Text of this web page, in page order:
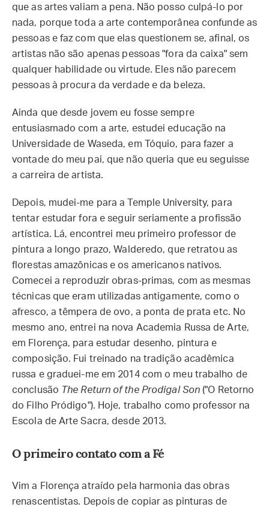
que as artes valiam a pena. Não posso culpá-lo por
nada, porque toda a arte contemporânea confunde as
pessoas e faz com que elas questionem se, afinal, os
artistas não são apenas pessoas "fora da caixa" sem
qualquer habilidade ou virtude. Eles não parecem
pessoas à procura da verdade e da beleza.
Ainda que desde jovem eu fosse sempre
entusiasmado com a arte, estudei educação na
Universidade de Waseda, em Tóquio, para fazer a
vontade do meu pai, que não queria que eu seguisse
a carreira de artista.
Depois, mudei-me para a Temple University, para
tentar estudar fora e seguir seriamente a profissão
artística. Lá, encontrei meu primeiro professor de
pintura a longo prazo, Walderedo, que retratou as
florestas amazônicas e os americanos nativos.
Comecei a reproduzir obras-primas, com as mesmas
técnicas que eram utilizadas antigamente, como o
afresco, a têmpera de ovo, a ponta de prata etc. No
mesmo ano, entrei na nova Academia Russa de Arte,
em Florença, para estudar desenho, pintura e
composição. Fui treinado na tradição acadêmica
russa e graduei-me em 2014 com o meu trabalho de
conclusão The Return of the Prodigal Son ("O Retorno
do Filho Pródigo"). Hoje, trabalho como professor na
Escola de Arte Sacra, desde 2013.
O primeiro contato com a Fé
Vim a Florença atraído pela harmonia das obras
renascentistas. Depois de copiar as pinturas de